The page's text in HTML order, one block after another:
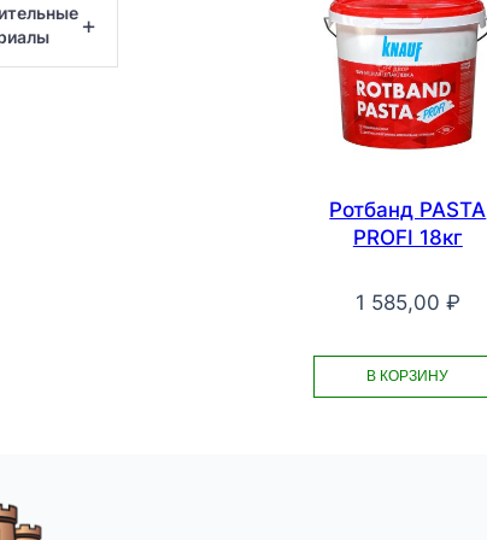
+
Ротбанд PASTA
PROFI 18кг
1 585,00 ₽
В КОРЗИНУ